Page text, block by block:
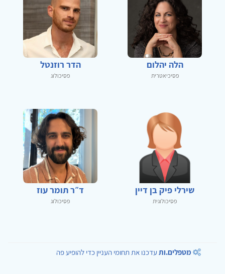
הלה יהלום
פסיכיאטרית
הדר רוזנטל
פסיכולוג
שירלי פיק בן דיין
פסיכולוגית
ד״ר תומר עוז
פסיכולוג
מטפלים.ותעדכנו את תחומי העניין כדי להופיע פה